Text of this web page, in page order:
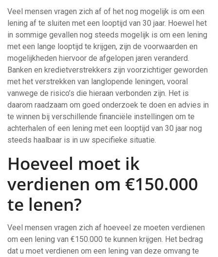
Veel mensen vragen zich af of het nog mogelijk is om een
lening af te sluiten met een looptijd van 30 jaar. Hoewel het
in sommige gevallen nog steeds mogelijk is om een lening
met een lange looptijd te krijgen, zijn de voorwaarden en
mogelijkheden hiervoor de afgelopen jaren veranderd.
Banken en kredietverstrekkers zijn voorzichtiger geworden
met het verstrekken van langlopende leningen, vooral
vanwege de risico’s die hieraan verbonden zijn. Het is
daarom raadzaam om goed onderzoek te doen en advies in
te winnen bij verschillende financiële instellingen om te
achterhalen of een lening met een looptijd van 30 jaar nog
steeds haalbaar is in uw specifieke situatie.
Hoeveel moet ik
verdienen om €150.000
te lenen?
Veel mensen vragen zich af hoeveel ze moeten verdienen
om een lening van €150.000 te kunnen krijgen. Het bedrag
dat u moet verdienen om een lening van deze omvang te